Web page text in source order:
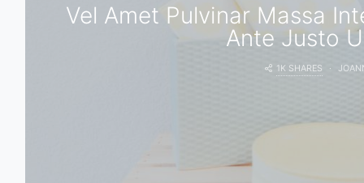
Vel Amet Pulvinar Massa
Ante Justo
1K SHARES